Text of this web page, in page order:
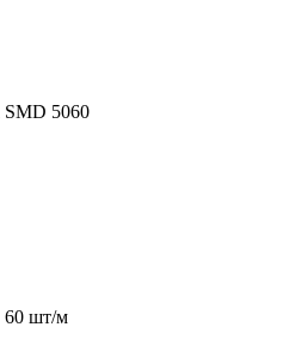
SMD 5060
60 шт/м